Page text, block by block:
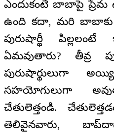
ఎందుకంటే బాబాపై
ఉంది కదా, మరి బాబాకు
పురుషార్థీ
ఏమవుతారు? తీవ్ర
పురుషార్థులుగా
సహయోగులుగా
చేతులెత్తండి.
తెలివైనవారు,